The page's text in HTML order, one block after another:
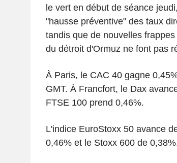
le vert en début de séance
"hausse préventive" des taux
tandis que de nouvelles
du détroit d'Ormuz ne font pas
À Paris, le CAC 40 gagne
GMT. À Francfort, le Dax
FTSE 100 prend 0,46%.
L'indice EuroStoxx 50 avance
0,46% et le Stoxx 600 de